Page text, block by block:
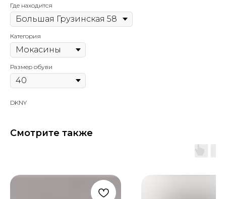
Где находится
Категория
Размер обуви
DKNY
Смотрите также